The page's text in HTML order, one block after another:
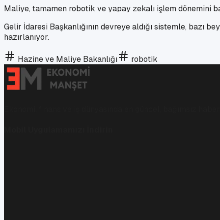
Maliye, tamamen robotik ve yapay zekalı işlem dönemini
Gelir İdaresi Başkanlığının devreye aldığı sistemle,
hazırlanıyor.
Hazine ve Maliye Bakanlığı robotik